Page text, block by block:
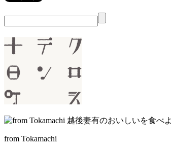
from Tokamachi